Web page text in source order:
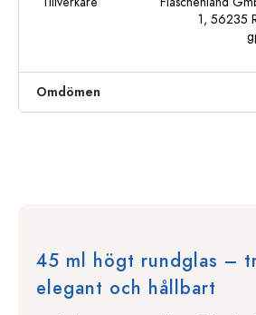
1, 56235
Omdömen
45 ml högt rundglas –
elegant och hållbart